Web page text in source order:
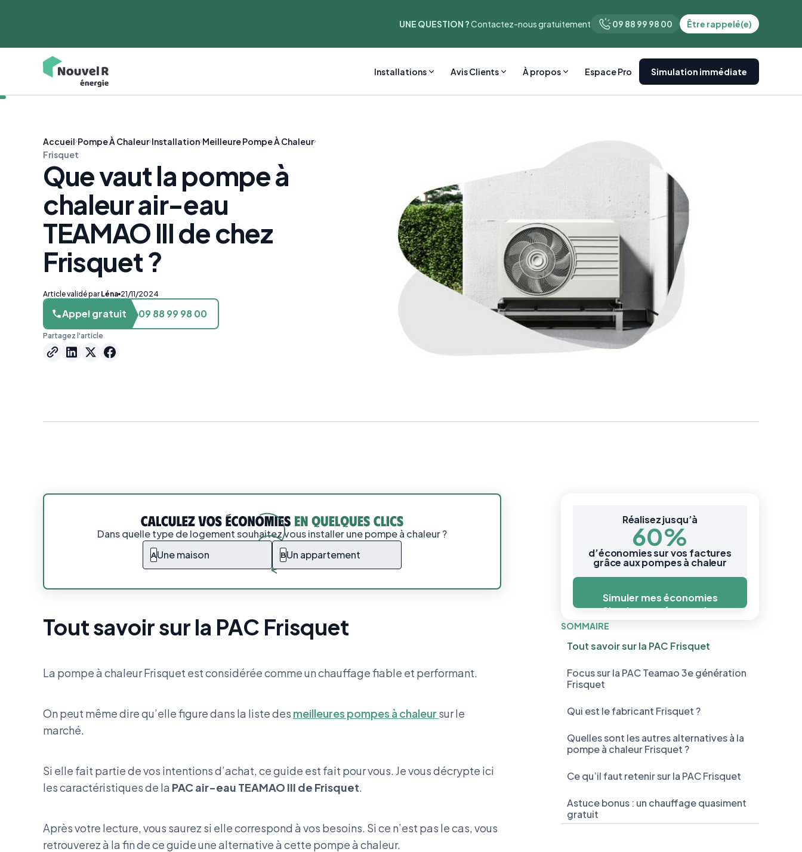
UNE QUESTION ?Contactez-nous gratuitement 09 88 99 98 00 Être rappelé(e)
Installations Avis Clients À propos Espace Pro Simulation immédiate
Accueil Pompe À Chaleur Installation Meilleure Pompe À Chaleur
Frisquet
Que vaut la pompe à
chaleur air-eau
TEAMAO III de chez
Frisquet ?
Article validé par Léna 21/11/2024
Appel gratuit 09 88 99 98 00
Partagez l'article
Dans quelle type de logement souhaitez vous installer une pompe à chaleur ?
AUne maison BUn appartement
Tout savoir sur la PAC Frisquet
La pompe à chaleur Frisquet est considérée comme un chauffage fiable et performant.
On peut même dire qu’elle figure dans la liste des meilleures pompes à chaleur sur le
marché.
Si elle fait partie de vos intentions d’achat, ce guide est fait pour vous. Je vous décrypte ici
les caractéristiques de la PAC air-eau TEAMAO III de Frisquet.
Après votre lecture, vous saurez si elle correspond à vos besoins. Si ce n’est pas le cas, vous
retrouverez à la fin de ce guide une alternative à cette pompe à chaleur.
Réalisez jusqu’à
60%
d’économies sur vos factures
grâce aux pompes à chaleur
Simuler mes économies
Simuler mes économies
SOMMAIRE
Tout savoir sur la PAC Frisquet
Focus sur la PAC Teamao 3e génération
Frisquet
Qui est le fabricant Frisquet ?
Quelles sont les autres alternatives à la
pompe à chaleur Frisquet ?
Ce qu’il faut retenir sur la PAC Frisquet
Astuce bonus : un chauffage quasiment
gratuit